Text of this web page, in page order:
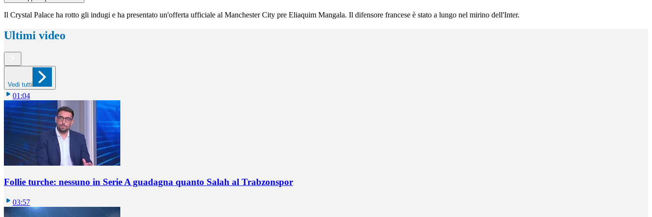
Il Crystal Palace ha rotto gli indugi e ha presentato un'offerta ufficiale al Manchester City pre Eliaquim Mangala. Il difensore francese è stato a lungo nel mirino dell'Inter.
Ultimi video
Vedi tutti
01:04
Follie turche: nessuno in Serie A guadagna quanto Salah al Trabzonspor
03:57